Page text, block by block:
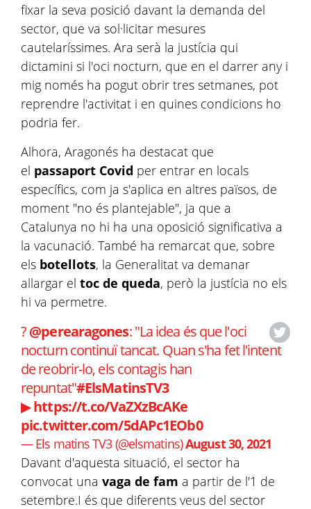
fixar la seva posició davant la demanda del
sector, que va sol·licitar mesures
cautelaríssimes. Ara serà la justícia qui
dictamini si l'oci nocturn, que en el darrer any i
mig només ha pogut obrir tres setmanes, pot
reprendre l'activitat i en quines condicions ho
podria fer.
Alhora, Aragonés ha destacat que
el passaport Covid per entrar en locals
específics, com ja s'aplica en altres països, de
moment "no és plantejable", ja que a
Catalunya no hi ha una oposició significativa a
la vacunació. També ha remarcat que, sobre
els botellots, la Generalitat va demanar
allargar el toc de queda, però la justícia no els
hi va permetre.
?@perearagones: "La idea és que l'oci
nocturn continuï tancat. Quan s'ha fet l'intent
de reobrir-lo, els contagis han
repuntat"#ElsMatinsTV3
▶https://t.co/VaZXzBcAKe
pic.twitter.com/5dAPc1EOb0
— Els matins TV3 (@elsmatins)August 30, 2021
Davant d'aquesta situació, el sector ha
convocat una vaga de fam a partir de l'1 de
setembre.I és que diferents veus del sector